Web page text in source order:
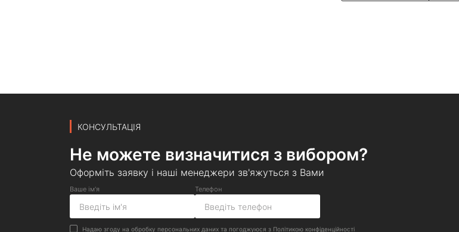
КОНСУЛЬТАЦІЯ
Не можете визначитися з вибором?
Оформіть заявку і наші менеджери зв'яжуться з Вами
Ваше ім'я Телефон
Надаю згоду на обробку персональних даних та погоджуюся з Політикою конфіденційності